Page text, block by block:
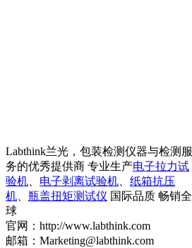
Labthink兰光，包装检测仪器与检测服
务的优秀提供商 专业生产电子拉力试
验机
电子剥离试验机
纸箱抗压
机
瓶盖扭矩测试仪 国际品质 畅销全
球
官网：http://www.labthink.com
邮箱：Marketing@labthink.com